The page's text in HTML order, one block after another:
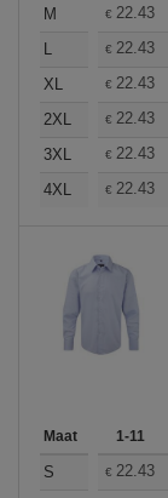
M
€ 22.43
L
€ 22.43
XL
€ 22.43
2XL
€ 22.43
3XL
€ 22.43
4XL
€ 22.43
Maat 1-11
S € 22.43